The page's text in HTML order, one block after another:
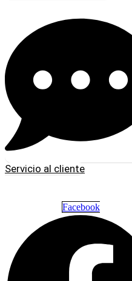
Servicio al cliente
Facebook